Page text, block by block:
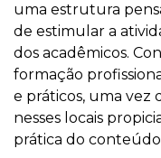
uma estrutura
de estimular a
dos acadêmicos.
formação
e práticos, uma vez
nesses locais
prática do